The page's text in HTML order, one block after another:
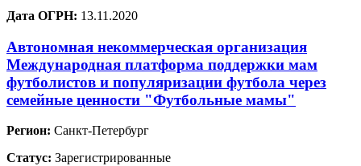
Дата ОГРН: 13.11.2020
Автономная некоммерческая организация
Международная платформа поддержки мам
футболистов и популяризации футбола через
семейные ценности "Футбольные мамы"
Регион: Санкт-Петербург
Статус: Зарегистрированные